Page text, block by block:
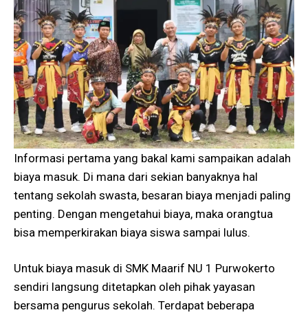
Informasi pertama yang bakal kami sampaikan adalah
biaya masuk. Di mana dari sekian banyaknya hal
tentang sekolah swasta, besaran biaya menjadi paling
penting. Dengan mengetahui biaya, maka orangtua
bisa memperkirakan biaya siswa sampai lulus.
Untuk biaya masuk di SMK Maarif NU 1 Purwokerto
sendiri langsung ditetapkan oleh pihak yayasan
bersama pengurus sekolah. Terdapat beberapa